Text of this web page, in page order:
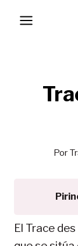
Por
El Trace